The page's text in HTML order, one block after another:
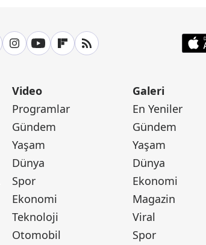
Video
Programlar
Gündem
Yaşam
Dünya
Spor
Ekonomi
Teknoloji
Otomobil
Galeri
En Yeniler
Gündem
Yaşam
Dünya
Ekonomi
Magazin
Viral
Spor